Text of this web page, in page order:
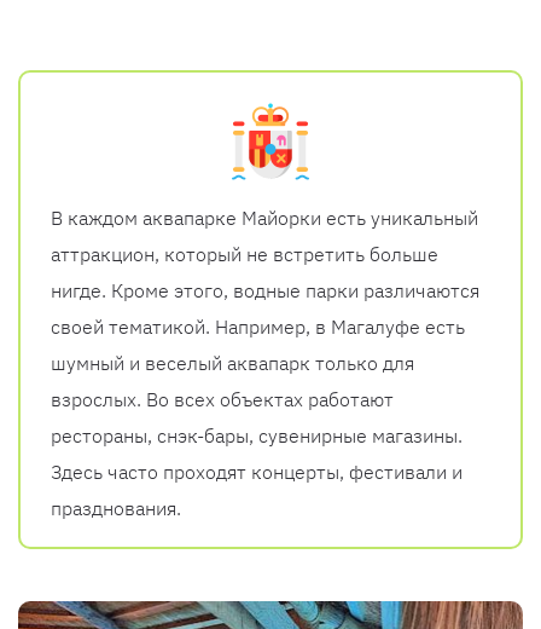
В каждом аквапарке Майорки есть уникальный
аттракцион, который не встретить больше
нигде. Кроме этого, водные парки различаются
своей тематикой. Например, в Магалуфе есть
шумный и веселый аквапарк только для
взрослых. Во всех объектах работают
рестораны, снэк-бары, сувенирные магазины.
Здесь часто проходят концерты, фестивали и
празднования.